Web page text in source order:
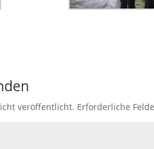
veröffentlicht. Erforderliche